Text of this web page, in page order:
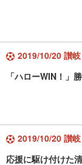
2019/10/20 讃岐
「ハローWIN！」
2019/10/20 讃岐
応援に駆け付けた